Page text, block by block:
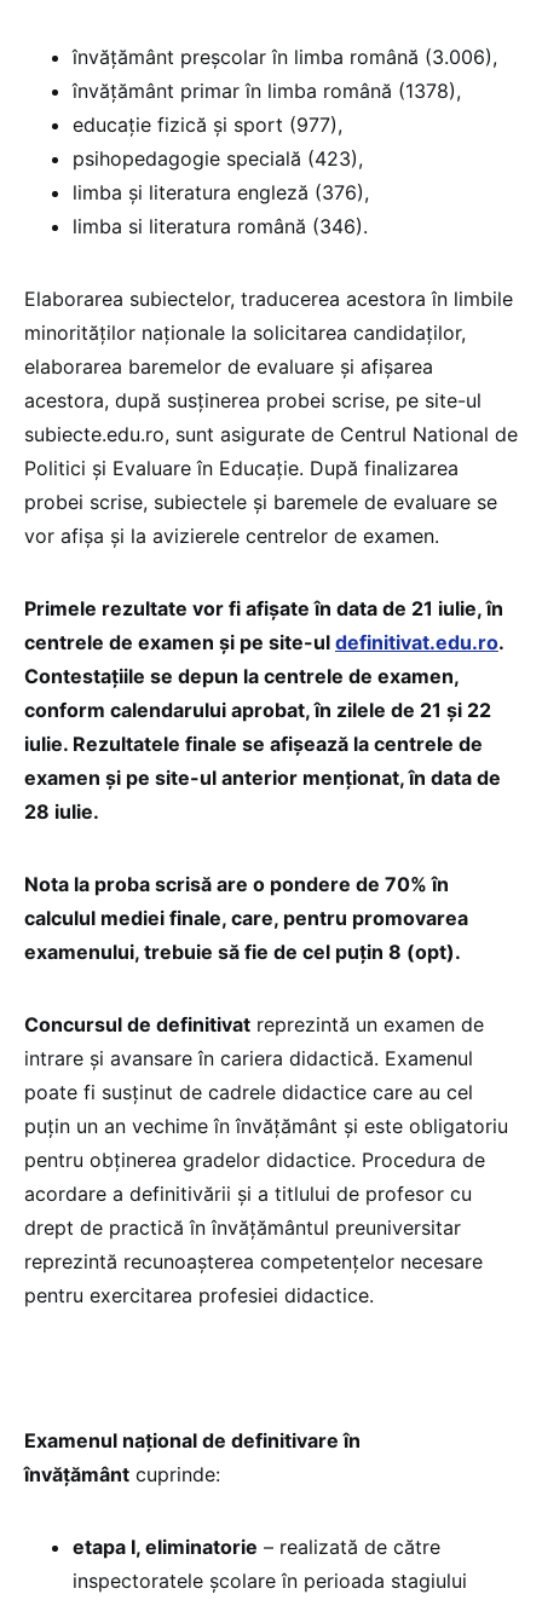
învățământ preșcolar în limba română (3.006),
învățământ primar în limba română (1378),
educație fizică și sport (977),
psihopedagogie specială (423),
limba și literatura engleză (376),
limba si literatura română (346).
Elaborarea subiectelor, traducerea acestora în limbile
minorităților naționale la solicitarea candidaților,
elaborarea baremelor de evaluare și afișarea
acestora, după susținerea probei scrise, pe site-ul
subiecte.edu.ro, sunt asigurate de Centrul National de
Politici și Evaluare în Educație. După finalizarea
probei scrise, subiectele și baremele de evaluare se
vor afișa și la avizierele centrelor de examen.
Primele rezultate vor fi afișate în data de 21 iulie, în
centrele de examen și pe site-ul definitivat.edu.ro.
Contestațiile se depun la centrele de examen,
conform calendarului aprobat, în zilele de 21 și 22
iulie. Rezultatele finale se afișează la centrele de
examen și pe site-ul anterior menționat, în data de
28 iulie.
Nota la proba scrisă are o pondere de 70% în
calculul mediei finale, care, pentru promovarea
examenului, trebuie să fie de cel puțin 8 (opt).
Concursul de definitivat reprezintă un examen de
intrare și avansare în cariera didactică. Examenul
poate fi susținut de cadrele didactice care au cel
puțin un an vechime în învățământ și este obligatoriu
pentru obținerea gradelor didactice. Procedura de
acordare a definitivării și a titlului de profesor cu
drept de practică în învățământul preuniversitar
reprezintă recunoașterea competențelor necesare
pentru exercitarea profesiei didactice.
Examenul naţional de definitivare în
învăţământ cuprinde:
etapa I, eliminatorie – realizată de către
inspectoratele şcolare în perioada stagiului